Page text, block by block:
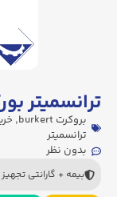
ترانسمیتر
بروکرت burkert ,
ترانسمیتر
بدون نظر
بیمه + گارانتی